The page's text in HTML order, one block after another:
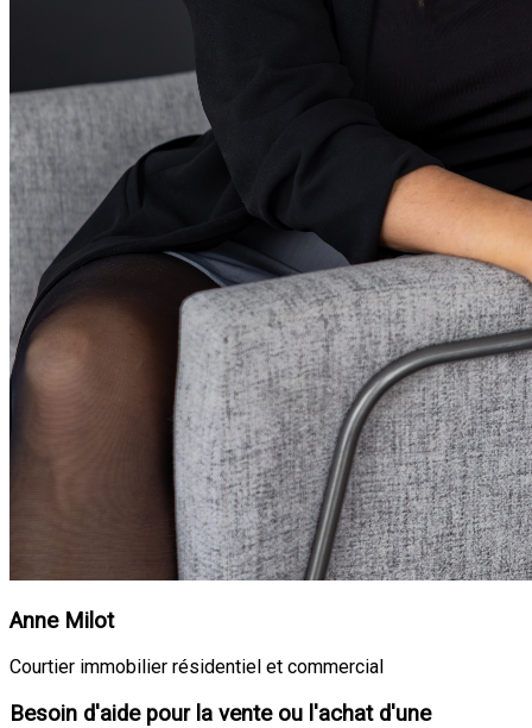
Anne Milot
Courtier immobilier résidentiel et commercial
Besoin d'aide pour la vente ou l'achat d'une